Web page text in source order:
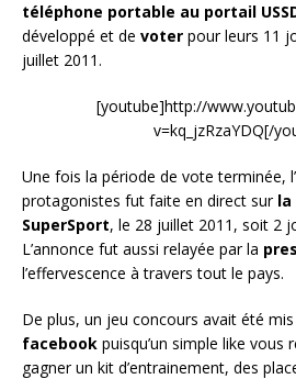
téléphone portable au portail
développé et de voter pour leurs 11
juillet 2011.
[youtube]http://
v=kq_jzRzaYDQ[/
Une fois la période de vote terminée,
protagonistes fut faite en direct sur la
SuperSport, le 28 juillet 2011, soit 2
L’annonce fut aussi relayée par la
l’effervescence à travers tout le pays.
De plus, un jeu concours avait été
facebook puisqu’un simple like vous
gagner un kit d’entrainement, des